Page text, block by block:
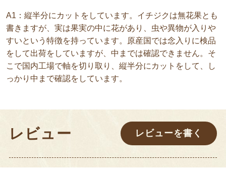
A1：縦半分にカットをしています。イチジクは無花果とも
書きますが、実は果実の中に花があり、虫や異物が入りや
すいという特徴を持っています。原産国では念入りに検品
をして出荷をしていますが、中までは確認できません。そ
こで国内工場で軸を切り取り、縦半分にカットをして、し
っかり中まで確認をしています。
レビュー レビューを書く